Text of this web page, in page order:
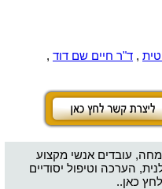
, ד"ר חיים שם דוד ,
עובדים אנשי מקצוע
הערכה וטיפול יסודיים
כאן..